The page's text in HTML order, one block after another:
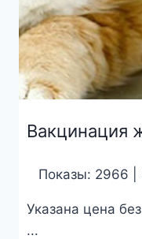
Вакцинация
Показы: 2966 |
Указана цена
...